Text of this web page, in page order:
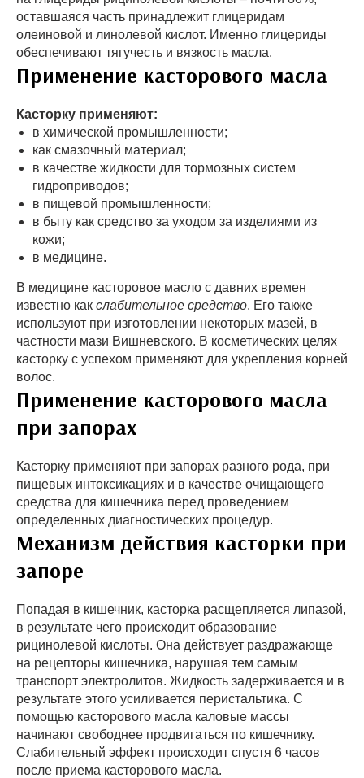
оставшаяся часть принадлежит глицеридам
олеиновой и линолевой кислот. Именно глицериды
обеспечивают тягучесть и вязкость масла.
Применение касторового масла
Касторку применяют:
в химической промышленности;
как смазочный материал;
в качестве жидкости для тормозных систем
гидроприводов;
в пищевой промышленности;
в быту как средство за уходом за изделиями из
кожи;
в медицине.
В медицине касторовое масло с давних времен
известно как слабительное средство. Его также
используют при изготовлении некоторых мазей, в
частности мази Вишневского. В косметических целях
касторку с успехом применяют для укрепления корней
волос.
Применение касторового масла
при запорах
Касторку применяют при запорах разного рода, при
пищевых интоксикациях и в качестве очищающего
средства для кишечника перед проведением
определенных диагностических процедур.
Механизм действия касторки при
запоре
Попадая в кишечник, касторка расщепляется липазой,
в результате чего происходит образование
рицинолевой кислоты. Она действует раздражающе
на рецепторы кишечника, нарушая тем самым
транспорт электролитов. Жидкость задерживается и в
результате этого усиливается перистальтика. С
помощью касторового масла каловые массы
начинают свободнее продвигаться по кишечнику.
Слабительный эффект происходит спустя 6 часов
после приема касторового масла.